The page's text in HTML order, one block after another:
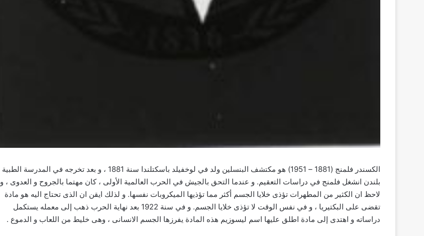
الكسندر فلمنج (1881 – 1951) هو مكتشف البنسلين ولد في لوخفيلد باسكتلندا سنة 1881 ، و بعد تخرجه في المدرسة الطبية
بلندن انشغل فلمنج في دراسات التعقيم. و عندما التحق بالجيش في الحرب العالمية الأولى ، كان مهتما بالجروح و العدوى ، و
لاحظ ان الكثير من المطهرات تؤذى خلايا الجسم أكثر مما تؤذيها الميكروبات نفسها. و لذلك ايقن ان الذى تحتاج اليه هو مادة
تقضى على البكتيريا ، و في نفس الوقت لا تؤذى خلايا الجسم. و في سنة 1922 بعد نهاية الحرب ذهب إلى معمله يستكمل
دراساته و اهتدى إلى مادة اطلق عليها اسم ليسوزيم هذه المادة يفرزها الجسم الانسانى ، وهى خليط من اللعاب و الدموع .